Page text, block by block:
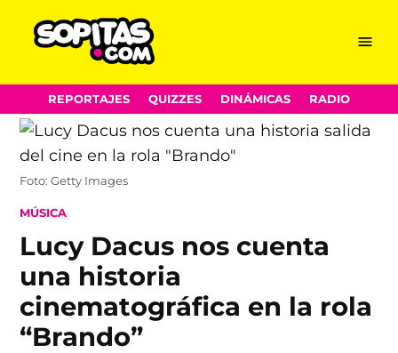
Skip
to
content
Menu
REPORTAJES QUIZZES DINÁMICAS RADIO
Foto: Getty Images
POSTED
MÚSICA
Lucy Dacus nos cuenta
una historia
cinematográfica en la rola
“Brando”